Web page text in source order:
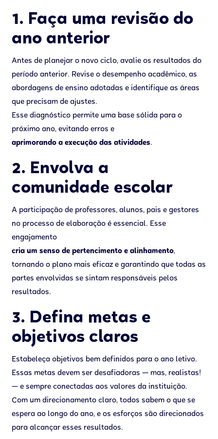
1. Faça uma revisão do
ano anterior
Antes de planejar o novo ciclo, avalie os resultados do
período anterior. Revise o desempenho acadêmico, as
abordagens de ensino adotadas e identifique as áreas
que precisam de ajustes.
Esse diagnóstico permite uma base sólida para o
próximo ano, evitando erros e
aprimorando a execução das atividades.
2. Envolva a
comunidade escolar
A participação de professores, alunos, pais e gestores
no processo de elaboração é essencial. Esse
engajamento
cria um senso de pertencimento e alinhamento,
tornando o plano mais eficaz e garantindo que todas as
partes envolvidas se sintam responsáveis pelos
resultados.
3. Defina metas e
objetivos claros
Estabeleça objetivos bem definidos para o ano letivo.
Essas metas devem ser desafiadoras — mas, realistas!
— e sempre conectadas aos valores da instituição.
Com um direcionamento claro, todos sabem o que se
espera ao longo do ano, e os esforços são direcionados
para alcançar esses resultados.